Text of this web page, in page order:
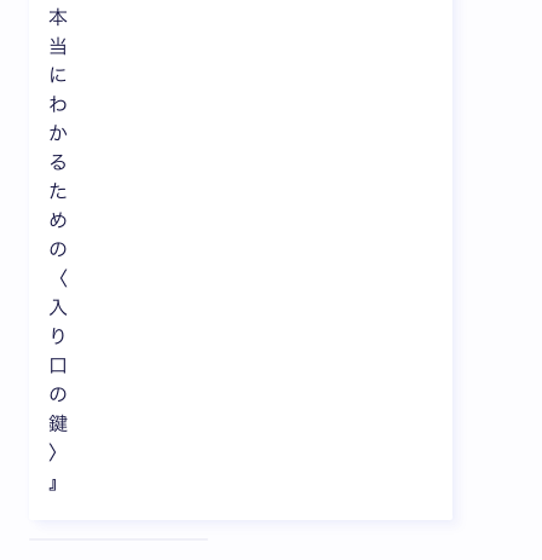
本
当
に
わ
か
る
た
め
の
〈
入
り
口
の
鍵
〉
』